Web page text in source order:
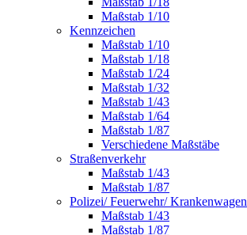
Maßstab 1/10
Kennzeichen
Maßstab 1/10
Maßstab 1/18
Maßstab 1/24
Maßstab 1/32
Maßstab 1/43
Maßstab 1/64
Maßstab 1/87
Verschiedene Maßstäbe
Straßenverkehr
Maßstab 1/43
Maßstab 1/87
Polizei/ Feuerwehr/ Krankenwagen
Maßstab 1/43
Maßstab 1/87